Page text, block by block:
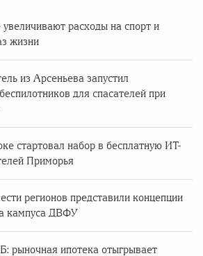
расходы на спорт и
жизни
из Арсеньева запустил
для спасателей при
стартовал набор в бесплатную ИТ-
Приморья
регионов представили концепции
кампуса ДВФУ
рыночная ипотека отыгрывает